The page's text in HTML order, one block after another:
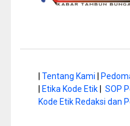
Tentang Kami
Etika Kode Etik| SOP
Kode Etik Redaksi dan